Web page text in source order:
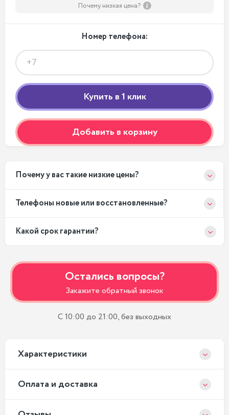
Почему низкая цена?
Номер телефона:
Добавить в корзину
Почему у вас такие низкие цены?
Телефоны новые или восстановленные?
Какой срок гарантии?
Остались вопросы?
Закажите обратный звонок
С 10:00 до 21:00, без выходных
Xарактеристики
Оплата и доставка